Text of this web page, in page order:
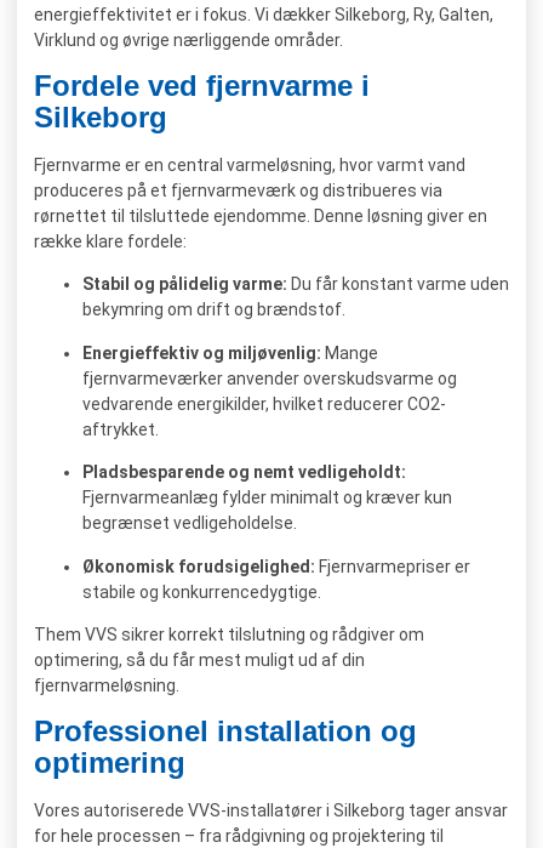
energieffektivitet er i fokus. Vi dækker Silkeborg, Ry, Galten,
Virklund og øvrige nærliggende områder.
Fordele ved fjernvarme i
Silkeborg
Fjernvarme er en central varmeløsning, hvor varmt vand
produceres på et fjernvarmeværk og distribueres via
rørnettet til tilsluttede ejendomme. Denne løsning giver en
række klare fordele:
Stabil og pålidelig varme: Du får konstant varme uden
bekymring om drift og brændstof.
Energieffektiv og miljøvenlig: Mange
fjernvarmeværker anvender overskudsvarme og
vedvarende energikilder, hvilket reducerer CO2-
aftrykket.
Pladsbesparende og nemt vedligeholdt:
Fjernvarmeanlæg fylder minimalt og kræver kun
begrænset vedligeholdelse.
Økonomisk forudsigelighed: Fjernvarmepriser er
stabile og konkurrencedygtige.
Them VVS sikrer korrekt tilslutning og rådgiver om
optimering, så du får mest muligt ud af din
fjernvarmeløsning.
Professionel installation og
optimering
Vores autoriserede VVS-installatører i Silkeborg tager ansvar
for hele processen – fra rådgivning og projektering til